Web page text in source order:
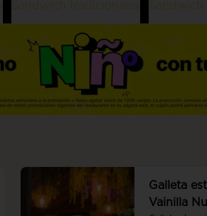
Galleta
Vainilla